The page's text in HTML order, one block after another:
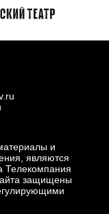
и
являются
Телекомпания
защищены